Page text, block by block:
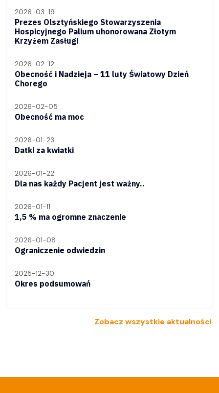
2026-03-19
Prezes Olsztyńskiego Stowarzyszenia
Hospicyjnego Palium uhonorowana Złotym
Krzyżem Zasługi
2026-02-12
Obecność i Nadzieja – 11 luty Światowy Dzień
Chorego
2026-02-05
Obecność ma moc
2026-01-23
Datki za kwiatki
2026-01-22
Dla nas każdy Pacjent jest ważny..
2026-01-11
1,5 % ma ogromne znaczenie
2026-01-08
Ograniczenie odwiedzin
2025-12-30
Okres podsumowań
Zobacz wszystkie aktualności